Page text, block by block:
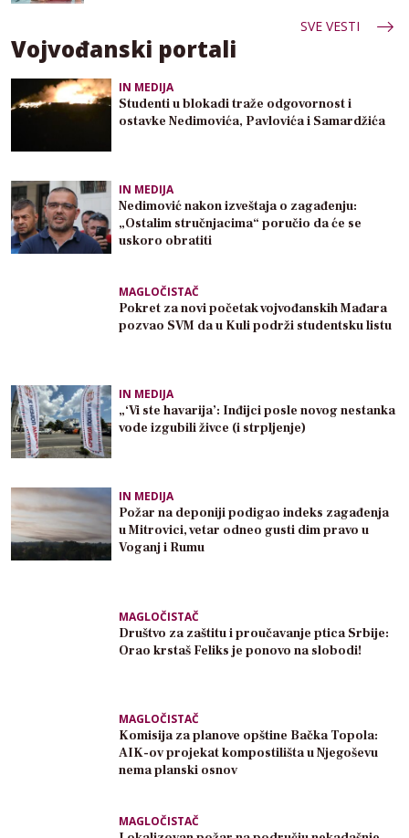
SVE VESTI
Vojvođanski portali
IN MEDIJA
Studenti u blokadi traže odgovornost i
ostavke Nedimovića, Pavlovića i Samardžića
IN MEDIJA
Nedimović nakon izveštaja o zagađenju:
„Ostalim stručnjacima“ poručio da će se
uskoro obratiti
MAGLOČISTAČ
Pokret za novi početak vojvođanskih Mađara
pozvao SVM da u Kuli podrži studentsku listu
IN MEDIJA
„‘Vi ste havarija’: Inđijci posle novog nestanka
vode izgubili živce (i strpljenje)
IN MEDIJA
Požar na deponiji podigao indeks zagađenja
u Mitrovici, vetar odneo gusti dim pravo u
Voganj i Rumu
MAGLOČISTAČ
Društvo za zaštitu i proučavanje ptica Srbije:
Orao krstaš Feliks je ponovo na slobodi!
MAGLOČISTAČ
Komisija za planove opštine Bačka Topola:
AIK-ov projekat kompostilišta u Njegoševu
nema planski osnov
MAGLOČISTAČ